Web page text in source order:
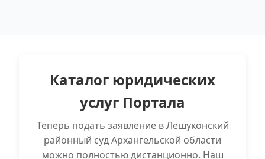
Каталог юридических
услуг Портала
Теперь подать заявление в Лешуконский
районный суд Архангельской области
можно полностью дистанционно. Наш